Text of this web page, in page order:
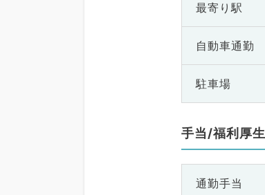
最寄り駅
自動車通勤
駐車場
手当/福利厚生
通勤手当